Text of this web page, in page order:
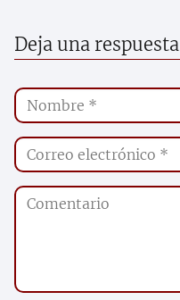
Deja una respuesta